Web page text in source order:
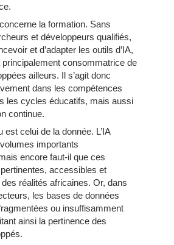
la formation. Sans
et développeurs qualifiés,
et d’adapter les outils d’IA,
principalement consommatrice de
ailleurs. Il s’agit donc
dans les compétences
les cycles éducatifs, mais aussi
continue.
est celui de la donnée. L’IA
importants
encore faut-il que ces
accessibles et
réalités africaines. Or, dans
les bases de données
ou insuffisamment
ainsi la pertinence des